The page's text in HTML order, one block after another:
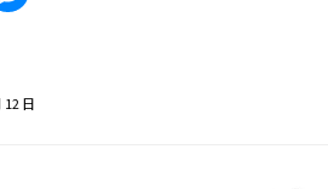
12 日